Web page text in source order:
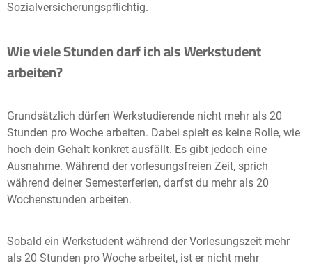
Sozialversicherungspflichtig.
Wie viele Stunden darf ich als Werkstudent
arbeiten?
Grundsätzlich dürfen Werkstudierende nicht mehr als 20
Stunden pro Woche arbeiten. Dabei spielt es keine Rolle, wie
hoch dein Gehalt konkret ausfällt. Es gibt jedoch eine
Ausnahme. Während der vorlesungsfreien Zeit, sprich
während deiner Semesterferien, darfst du mehr als 20
Wochenstunden arbeiten.
Sobald ein Werkstudent während der Vorlesungszeit mehr
als 20 Stunden pro Woche arbeitet, ist er nicht mehr